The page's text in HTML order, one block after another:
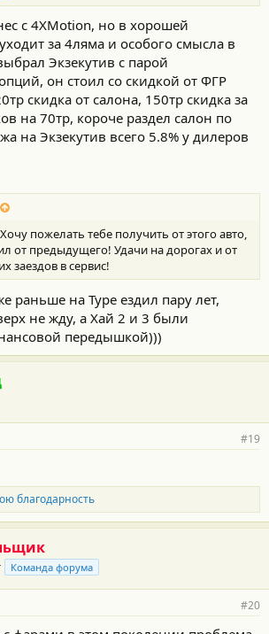
с 4XMotion, но в хорошей
за 4ляма и особого смысла в
Экзекутив с парой
он стоил со скидкой от ФГР
скидка от салона, 150тр скидка за
на 70тр, короче раздел салон по
на Экзекутив всего 5.8% у дилеров
пожелать тебе получить от этого авто,
от предыдущего! Удачи на дорогах и от
заездов в сервис!
раньше на Туре ездил пару лет,
не жду, а Хай 2 и 3 были
передышкой)))
#19
благодарность
Команда форума
#20